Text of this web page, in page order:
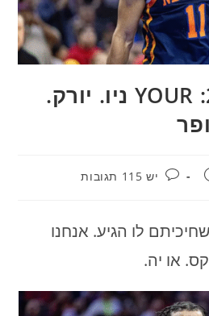
פריוויו 2025-6: YOUR ניו. יורק.
תגובות:
יש 115 תגובות
לו הגיע. אנחנו
או יה.